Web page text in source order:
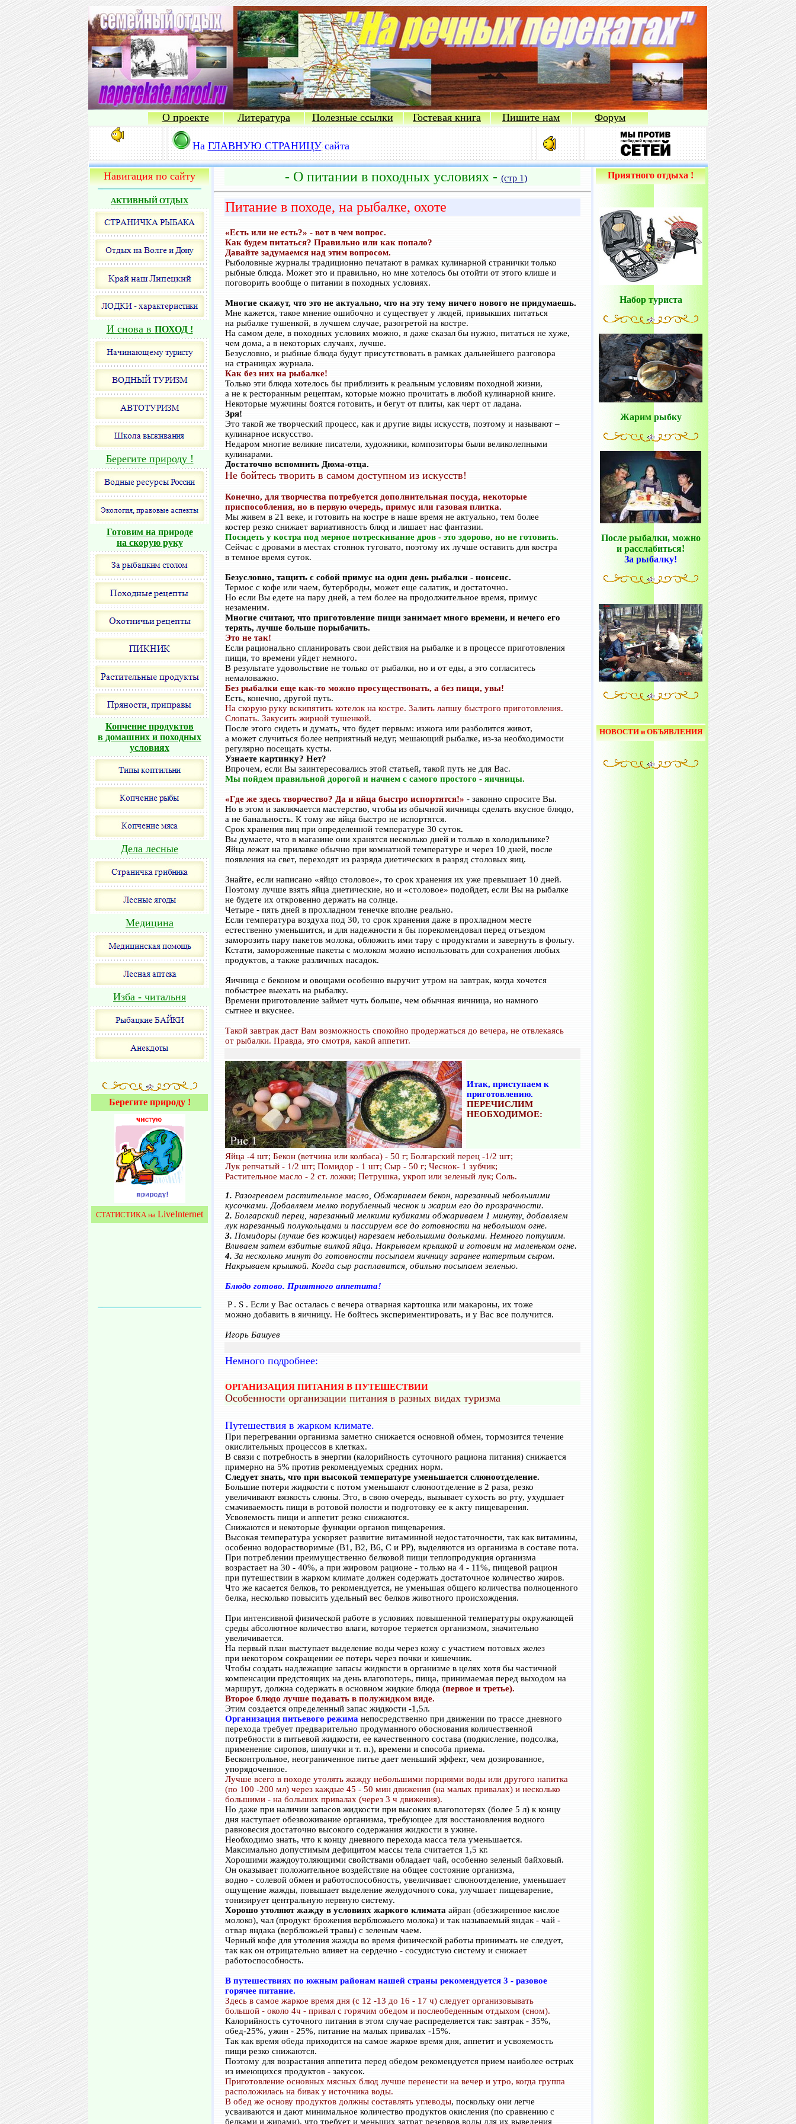
О проекте Литература Полезные ссылки Гостевая книга Пишите нам Форум
На ГЛАВНУЮ СТРАНИЦУ сайта
Навигация по сайту
АКТИВНЫЙ ОТДЫХ
И снова в ПОХОД !
Берегите природу !
Готовим на природе
на скорую руку
Копчение продуктов
в домашних и походных
условиях
Дела лесные
Медицина
Изба - читальня
Берегите природу !
СТАТИСТИКА на LiveInternet
- О питании в походных условиях - (стр 1)
Питание в походе, на рыбалке, охоте
«Есть или не есть?» - вот в чем вопрос.
Как будем питаться? Правильно или как попало?
Давайте задумаемся над этим вопросом.
Рыболовные журналы традиционно печатают в рамках кулинарной странички только
рыбные блюда. Может это и правильно, но мне хотелось бы отойти от этого клише и
поговорить вообще о питании в походных условиях.
Многие скажут, что это не актуально, что на эту тему ничего нового не придумаешь.
Мне кажется, такое мнение ошибочно и существует у людей, привыкших питаться
на рыбалке тушенкой, в лучшем случае, разогретой на костре.
На самом деле, в походных условиях можно, я даже сказал бы нужно, питаться не хуже,
чем дома, а в некоторых случаях, лучше.
Безусловно, и рыбные блюда будут присутствовать в рамках дальнейшего разговора
на страницах журнала.
Как без них на рыбалке!
Только эти блюда хотелось бы приблизить к реальным условиям походной жизни,
а не к ресторанным рецептам, которые можно прочитать в любой кулинарной книге.
Некоторые мужчины боятся готовить, и бегут от плиты, как черт от ладана.
Зря!
Это такой же творческий процесс, как и другие виды искусств, поэтому и называют –
кулинарное искусство.
Недаром многие великие писатели, художники, композиторы были великолепными
кулинарами.
Достаточно вспомнить Дюма-отца.
Не бойтесь творить в самом доступном из искусств!
Конечно, для творчества потребуется дополнительная посуда, некоторые
приспособления, но в первую очередь, примус или газовая плитка.
Мы живем в 21 веке, и готовить на костре в наше время не актуально, тем более
костер резко снижает вариативность блюд и лишает нас фантазии.
Посидеть у костра под мерное потрескивание дров - это здорово, но не готовить.
Сейчас с дровами в местах стоянок туговато, поэтому их лучше оставить для костра
в темное время суток.
Безусловно, тащить с собой примус на один день рыбалки - нонсенс.
Термос с кофе или чаем, бутерброды, может еще салатик, и достаточно.
Но если Вы едете на пару дней, а тем более на продолжительное время, примус
незаменим.
Многие считают, что приготовление пищи занимает много времени, и нечего его
терять, лучше больше порыбачить.
Это не так!
Если рационально спланировать свои действия на рыбалке и в процессе приготовления
пищи, то времени уйдет немного.
В результате удовольствие не только от рыбалки, но и от еды, а это согласитесь
немаловажно.
Без рыбалки еще как-то можно просуществовать, а без пищи, увы!
Есть, конечно, другой путь.
На скорую руку вскипятить котелок на костре. Залить лапшу быстрого приготовления.
Слопать. Закусить жирной тушенкой.
После этого сидеть и думать, что будет первым: изжога или разболится живот,
а может случиться более неприятный недуг, мешающий рыбалке, из-за необходимости
регулярно посещать кусты.
Узнаете картинку? Нет?
Впрочем, если Вы заинтересовались этой статьей, такой путь не для Вас.
Мы пойдем правильной дорогой и начнем с самого простого - яичницы.
«Где же здесь творчество? Да и яйца быстро испортятся!» - законно спросите Вы.
Но в этом и заключается мастерство, чтобы из обычной яичницы сделать вкусное блюдо,
а не банальность. К тому же яйца быстро не испортятся.
Срок хранения яиц при определенной температуре 30 суток.
Вы думаете, что в магазине они хранятся несколько дней и только в холодильнике?
Яйца лежат на прилавке обычно при комнатной температуре и через 10 дней, после
появления на свет, переходят из разряда диетических в разряд столовых яиц.
Знайте, если написано «яйцо столовое», то срок хранения их уже превышает 10 дней.
Поэтому лучше взять яйца диетические, но и «столовое» подойдет, если Вы на рыбалке
не будете их откровенно держать на солнце.
Четыре - пять дней в прохладном тенечке вполне реально.
Если температура воздуха под 30, то срок хранения даже в прохладном месте
естественно уменьшится, и для надежности я бы порекомендовал перед отъездом
заморозить пару пакетов молока, обложить ими тару с продуктами и завернуть в фольгу.
Кстати, замороженные пакеты с молоком можно использовать для сохранения любых
продуктов, а также различных насадок.
Яичница с беконом и овощами особенно выручит утром на завтрак, когда хочется
побыстрее выехать на рыбалку.
Времени приготовление займет чуть больше, чем обычная яичница, но намного
сытнее и вкуснее.
Такой завтрак даст Вам возможность спокойно продержаться до вечера, не отвлекаясь
от рыбалки. Правда, это смотря, какой аппетит.
Итак, приступаем к
приготовлению.
ПЕРЕЧИСЛИМ
НЕОБХОДИМОЕ:
Яйца -4 шт; Бекон (ветчина или колбаса) - 50 г; Болгарский перец -1/2 шт;
Лук репчатый - 1/2 шт; Помидор - 1 шт; Сыр - 50 г; Чеснок- 1 зубчик;
Растительное масло - 2 ст. ложки; Петрушка, укроп или зеленый лук; Соль.
1. Разогреваем растительное масло, Обжариваем бекон, нарезанный небольшими
кусочками. Добавляем мелко порубленный чеснок и жарим его до прозрачности.
2. Болгарский перец, нарезанный мелкими кубиками обжариваем 1 минуту, добавляем
лук нарезанный полукольцами и пассируем все до готовности на небольшом огне.
3. Помидоры (лучше без кожицы) нарезаем небольшими дольками. Немного потушим.
Вливаем затем взбитые вилкой яйца. Накрываем крышкой и готовим на маленьком огне.
4. За несколько минут до готовности посыпаем яичницу заранее натертым сыром.
Накрываем крышкой. Когда сыр расплавится, обильно посыпаем зеленью.
Блюдо готово. Приятного аппетита!
P . S . Если у Вас осталась с вечера отварная картошка или макароны, их тоже
можно добавить в яичницу. Не бойтесь экспериментировать, и у Вас все получится.
Игорь Башуев
Немного подробнее:
ОРГАНИЗАЦИЯ ПИТАНИЯ В ПУТЕШЕСТВИИ
Особенности организации питания в разных видах туризма
Путешествия в жарком климате.
При перегревании организма заметно снижается основной обмен, тормозится течение
окислительных процессов в клетках.
В связи с потребность в энергии (калорийность суточного рациона питания) снижается
примерно на 5% против рекомендуемых средних норм.
Следует знать, что при высокой температуре уменьшается слюноотделение.
Большие потери жидкости с потом уменьшают слюноотделение в 2 раза, резко
увеличивают вязкость слюны. Это, в свою очередь, вызывает сухость во рту, ухудшает
смачиваемость пищи в ротовой полости и подготовку ее к акту пищеварения.
Усвояемость пищи и аппетит резко снижаются.
Снижаются и некоторые функции органов пищеварения.
Высокая температура ускоряет развитие витаминной недостаточности, так как витамины,
особенно водорастворимые (B1, В2, B6, С и РР), выделяются из организма в составе пота.
При потреблении преимущественно белковой пищи теплопродукция организма
возрастает на 30 - 40%, а при жировом рационе - только на 4 - 11%, пищевой рацион
при путешествии в жарком климате должен содержать достаточное количество жиров.
Что же касается белков, то рекомендуется, не уменьшая общего количества полноценного
белка, несколько повысить удельный вес белков животного происхождения.
При интенсивной физической работе в условиях повышенной температуры окружающей
среды абсолютное количество влаги, которое теряется организмом, значительно
увеличивается.
На первый план выступает выделение воды через кожу с участием потовых желез
при некотором сокращении ее потерь через почки и кишечник.
Чтобы создать надлежащие запасы жидкости в организме в целях хотя бы частичной
компенсации предстоящих на день влагопотерь, пища, принимаемая перед выходом на
маршрут, должна содержать в основном жидкие блюда (первое и третье).
Второе блюдо лучше подавать в полужидком виде.
Этим создается определенный запас жидкости -1,5л.
Организация питьевого режима непосредственно при движении по трассе дневного
перехода требует предварительно продуманного обоснования количественной
потребности в питьевой жидкости, ее качественного состава (подкисление, подсолка,
применение сиропов, шипучки и т. п.), времени и способа приема.
Бесконтрольное, неограниченное питье дает меньший эффект, чем дозированное,
упорядоченное.
Лучше всего в походе утолять жажду небольшими порциями воды или другого напитка
(по 100 -200 мл) через каждые 45 - 50 мин движения (на малых привалах) и несколько
большими - на больших привалах (через 3 ч движения).
Но даже при наличии запасов жидкости при высоких влагопотерях (более 5 л) к концу
дня наступает обезвоживание организма, требующее для восстановления водного
равновесия достаточно высокого содержания жидкости в ужине.
Необходимо знать, что к концу дневного перехода масса тела уменьшается.
Максимально допустимым дефицитом массы тела считается 1,5 кг.
Хорошими жаждоутоляющими свойствами обладает чай, особенно зеленый байховый.
Он оказывает положительное воздействие на общее состояние организма,
водно - солевой обмен и работоспособность, увеличивает слюноотделение, уменьшает
ощущение жажды, повышает выделение желудочного сока, улучшает пищеварение,
тонизирует центральную нервную систему.
Хорошо утоляют жажду в условиях жаркого климата айран (обезжиренное кислое
молоко), чал (продукт брожения верблюжьего молока) и так называемый яндак - чай -
отвар яндака (верблюжьей травы) с зеленым чаем.
Черный кофе для утоления жажды во время физической работы принимать не следует,
так как он отрицательно влияет на сердечно - сосудистую систему и снижает
работоспособность.
В путешествиях по южным районам нашей страны рекомендуется 3 - разовое
горячее питание.
Здесь в самое жаркое время дня (с 12 -13 до 16 - 17 ч) следует организовывать
большой - около 4ч - привал с горячим обедом и послеобеденным отдыхом (сном).
Калорийность суточного питания в этом случае распределяется так: завтрак - 35%,
обед-25%, ужин - 25%, питание на малых привалах -15%.
Так как время обеда приходится на самое жаркое время дня, аппетит и усвояемость
пищи резко снижаются.
Поэтому для возрастания аппетита перед обедом рекомендуется прием наиболее острых
из имеющихся продуктов - закусок.
Приготовление основных мясных блюд лучше перенести на вечер и утро, когда группа
расположилась на бивак у источника воды.
В обед же основу продуктов должны составлять углеводы, поскольку они легче
усваиваются и дают минимальное количество продуктов окисления (по сравнению с
белками и жирами), что требует и меньших затрат резервов воды для их выведения
Приятного отдыха !
Набор туриста
Жарим рыбку
После рыбалки, можно
и расслабиться!
За рыбалку!
НОВОСТИ и ОБЪЯВЛЕНИЯ